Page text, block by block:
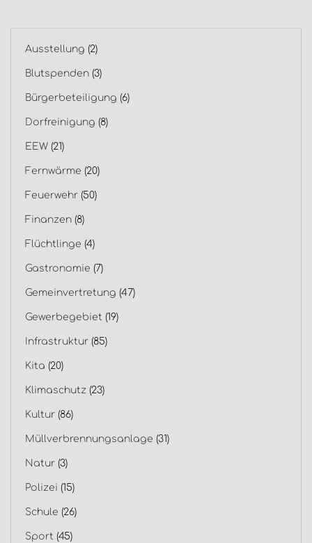
Ausstellung (2)
Blutspenden (3)
Bürgerbeteiligung (6)
Dorfreinigung (8)
EEW (21)
Fernwärme (20)
Feuerwehr (50)
Finanzen (8)
Flüchtlinge (4)
Gastronomie (7)
Gemeinvertretung (47)
Gewerbegebiet (19)
Infrastruktur (85)
Kita (20)
Klimaschutz (23)
Kultur (86)
Müllverbrennungsanlage (31)
Natur (3)
Polizei (15)
Schule (26)
Sport (45)